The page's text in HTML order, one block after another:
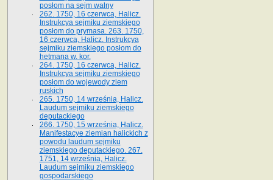
posłom na sejm walny
262. 1750, 16 czerwca, Halicz.
Instrukcya sejmiku ziemskiego
posłom do prymasa. 263. 1750,
16 czerwca, Halicz. Instrukcya
sejmiku ziemskiego posłom do
hetmana w. kor.
264. 1750, 16 czerwca, Halicz.
Instrukcya sejmiku ziemskiego
posłom do wojewody ziem
ruskich
265. 1750, 14 września, Halicz.
Laudum sejmiku ziemskiego
deputackiego
266. 1750, 15 września, Halicz.
Manifestacye ziemian halickich z
powodu laudum sejmiku
ziemskiego deputackiego. 267.
1751, 14 września, Halicz.
Laudum sejmiku ziemskiego
gospodarskiego